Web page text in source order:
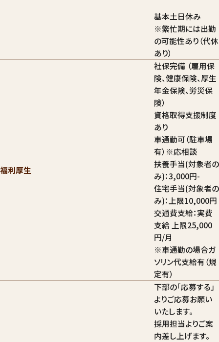
基本土日休み
※繁忙期には出勤
の可能性あり（代休
あり）
福利厚生
社保完備 （雇用保
険、健康保険、厚生
年金保険、労災保
険）
資格取得支援制度
あり
車通勤可（駐車場
有）※応相談
扶養手当(対象者の
み)：3,000円-
住宅手当(対象者の
み)：上限10,000円
交通費支給：実費
支給 上限25,000
円/月
※車通勤の場合ガ
ソリン代支給有（規
定有）
下部の「応募する」
よりご応募お願い
いたします。
採用担当よりご案
内差し上げます。